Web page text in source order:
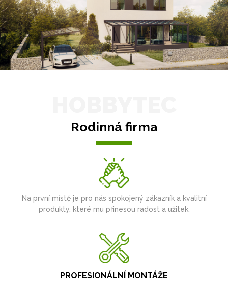
Rodinná firma
Na první místě je pro nás spokojený zákazník a kvalitní
produkty, které mu přinesou radost a užitek.
PROFESIONÁLNÍ MONTÁŽE